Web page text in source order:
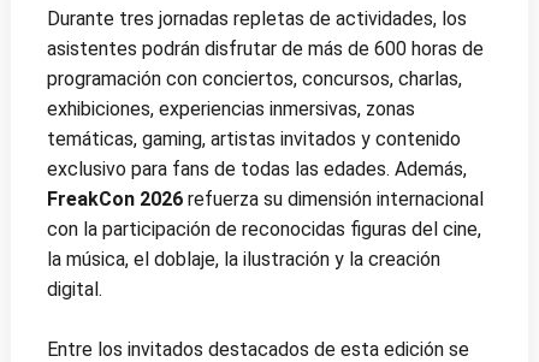
Durante tres jornadas repletas de actividades, los
asistentes podrán disfrutar de más de 600 horas de
programación con conciertos, concursos, charlas,
exhibiciones, experiencias inmersivas, zonas
temáticas, gaming, artistas invitados y contenido
exclusivo para fans de todas las edades. Además,
FreakCon 2026 refuerza su dimensión internacional
con la participación de reconocidas figuras del cine,
la música, el doblaje, la ilustración y la creación
digital.
Entre los invitados destacados de esta edición se